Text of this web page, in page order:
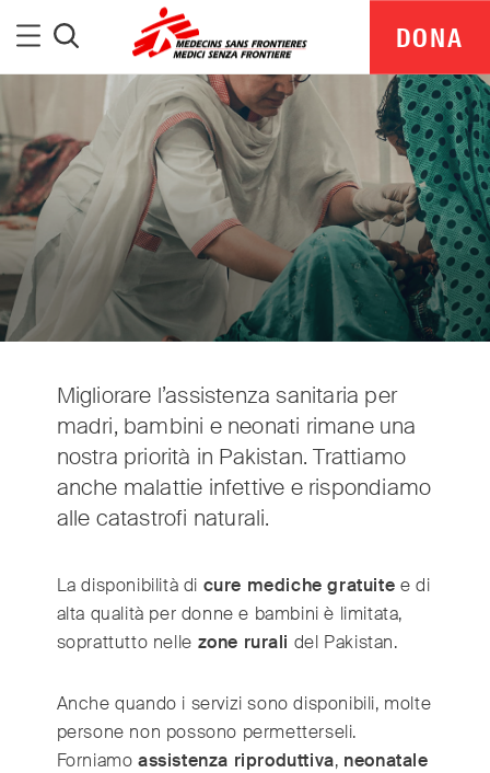
Menu
DONA
Migliorare l’assistenza sanitaria per
madri, bambini e neonati rimane una
nostra priorità in Pakistan. Trattiamo
anche malattie infettive e rispondiamo
alle catastrofi naturali.
La disponibilità di cure mediche gratuite e di
alta qualità per donne e bambini è limitata,
soprattutto nelle zone rurali del Pakistan.
Anche quando i servizi sono disponibili, molte
persone non possono permetterseli.
Forniamoassistenza riproduttiva, neonatale
MSF Italia is part of a global network delivering
medical aid where it is needed most.
Independent. Neutral. Impartial.
Argentina (Español)
Australia (English)
Austria
Belgium (Nederlands/Français)
Brazil (Português)
Canada (English/Français)